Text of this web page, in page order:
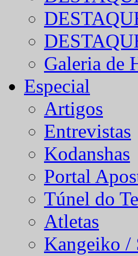
Galeria de
Especial
Artigos
Entrevistas
Kodanshas
Portal
Túnel do
Atletas
Kangeiko /